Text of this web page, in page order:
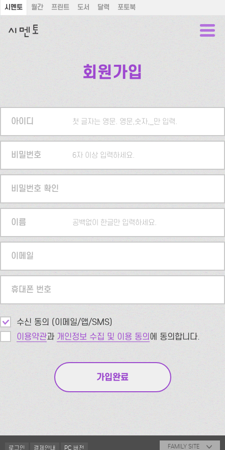
시멘토 월간 프린트 도서 달력 포토북
회원가입
아이디 첫 글자는 영문. 영문,숫자,_만 입력.
비밀번호 6자 이상 입력하세요.
비밀번호 확인
이름 공백없이 한글만 입력하세요.
이메일
휴대폰 번호
수신 동의 (이메일/앱/SMS)
이용약관과 개인정보 수집 및 이용 동의에 동의합니다.
로그인 결제안내 PC 버전 FAMILY SITE